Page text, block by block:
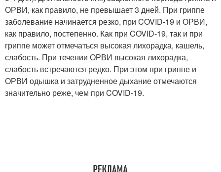
ОРВИ, как правило, не превышает 3 дней. При гриппе
заболевание начинается резко, при COVID-19 и ОРВИ,
как правило, постепенно. Как при COVID-19, так и при
гриппе может отмечаться высокая лихорадка, кашель,
слабость. При течении ОРВИ высокая лихорадка,
слабость встречаются редко. При этом при гриппе и
ОРВИ одышка и затрудненное дыхание отмечаются
значительно реже, чем при COVID-19.